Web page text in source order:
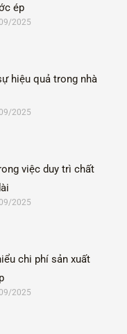
ép
2025
hiệu quả trong nhà
2025
việc duy trì chất
2025
chi phí sản xuất
2025